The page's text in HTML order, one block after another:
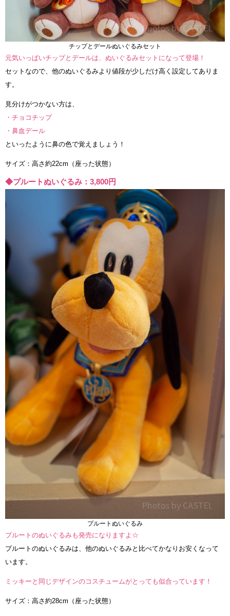
チップとデールぬいぐるみセット
元気いっぱいチップとデールは、ぬいぐるみセットになって登場！
セットなので、他のぬいぐるみより値段が少しだけ高く設定してありま
す。
見分けがつかない方は、
・チョコチップ
・鼻血デール
といったように鼻の色で覚えましょう！
サイズ：高さ約22cm（座った状態）
◆プルートぬいぐるみ：3,800円
プルートぬいぐるみ
プルートのぬいぐるみも発売になりますよ☆
プルートのぬいぐるみは、他のぬいぐるみと比べてかなりお安くなって
います。
ミッキーと同じデザインのコスチュームがとっても似合っています！
サイズ：高さ約28cm（座った状態）